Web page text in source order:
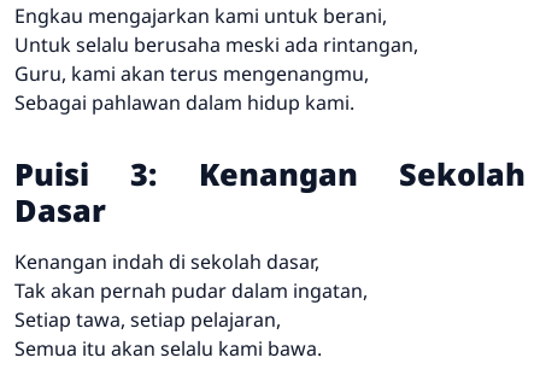
Engkau mengajarkan kami untuk berani,
Untuk selalu berusaha meski ada rintangan,
Guru, kami akan terus mengenangmu,
Sebagai pahlawan dalam hidup kami.
Puisi 3: Kenangan Sekolah
Dasar
Kenangan indah di sekolah dasar,
Tak akan pernah pudar dalam ingatan,
Setiap tawa, setiap pelajaran,
Semua itu akan selalu kami bawa.